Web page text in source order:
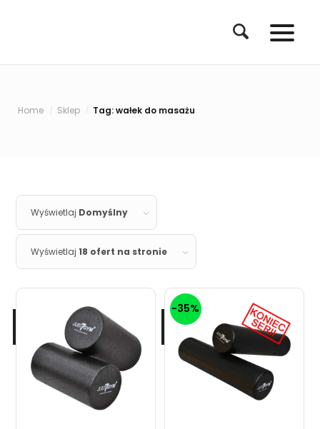
Home / Sklep / Tag: wałek do masażu
Wyświetlaj Domyślny
Wyświetlaj18 ofert na stronie
-35%